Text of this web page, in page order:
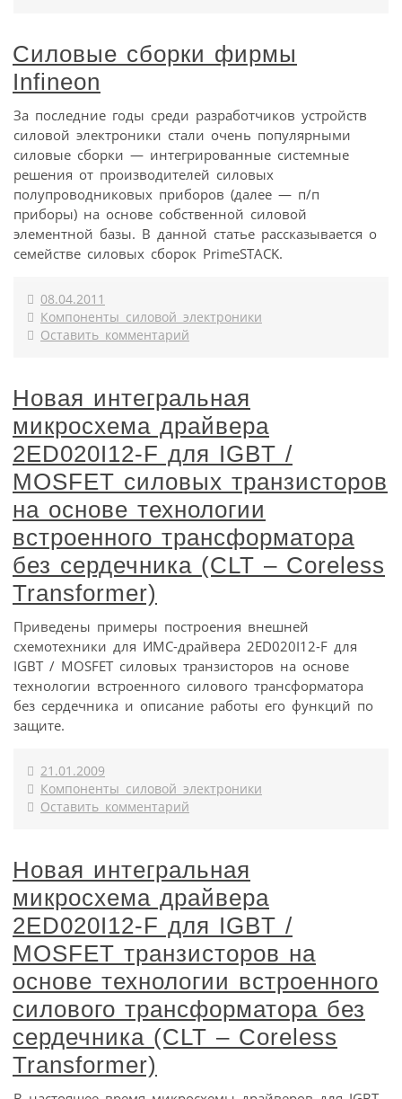
Силовые сборки фирмы
Infineon
За последние годы среди разработчиков устройств
силовой электроники стали очень популярными
силовые сборки — интегрированные системные
решения от производителей силовых
полупроводниковых приборов (далее — п/п
приборы) на основе собственной силовой
элементной базы. В данной статье рассказывается о
семействе силовых сборок PrimeSTACK.
08.04.2011
Компоненты силовой электроники
Оставить комментарий
Новая интегральная
микросхема драйвера
2ED020I12-F для IGBT /
MOSFET силовых транзисторов
на основе технологии
встроенного трансформатора
без сердечника (CLT – Coreless
Transformer)
Приведены примеры построения внешней
схемотехники для ИМС-драйвера 2ED020I12-F для
IGBT / MOSFET силовых транзисторов на основе
технологии встроенного силового трансформатора
без сердечника и описание работы его функций по
защите.
21.01.2009
Компоненты силовой электроники
Оставить комментарий
Новая интегральная
микросхема драйвера
2ED020I12-F для IGBT /
MOSFET транзисторов на
основе технологии встроенного
силового трансформатора без
сердечника (CLT – Coreless
Transformer)